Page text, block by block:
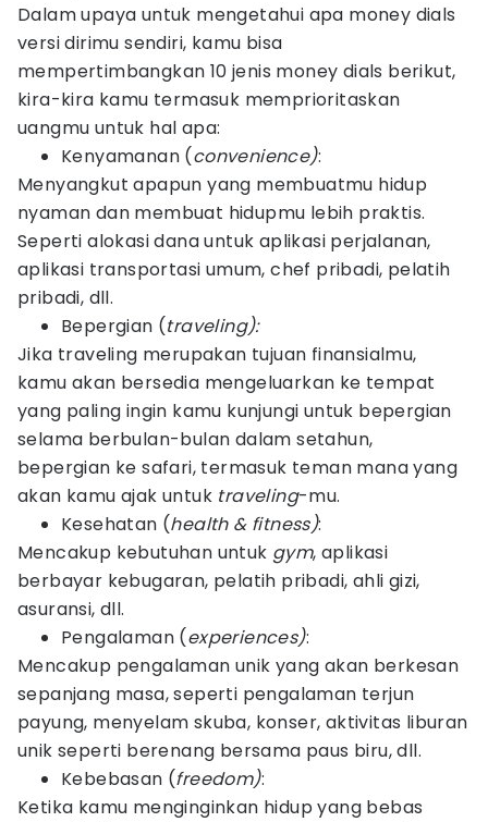
Dalam upaya untuk mengetahui apa money dials
versi dirimu sendiri, kamu bisa
mempertimbangkan 10 jenis money dials berikut,
kira-kira kamu termasuk memprioritaskan
uangmu untuk hal apa:
Kenyamanan (convenience):
Menyangkut apapun yang membuatmu hidup
nyaman dan membuat hidupmu lebih praktis.
Seperti alokasi dana untuk aplikasi perjalanan,
aplikasi transportasi umum, chef pribadi, pelatih
pribadi, dll.
Bepergian (traveling):
Jika traveling merupakan tujuan finansialmu,
kamu akan bersedia mengeluarkan ke tempat
yang paling ingin kamu kunjungi untuk bepergian
selama berbulan-bulan dalam setahun,
bepergian ke safari, termasuk teman mana yang
akan kamu ajak untuk traveling-mu.
Kesehatan (health & fitness):
Mencakup kebutuhan untuk gym, aplikasi
berbayar kebugaran, pelatih pribadi, ahli gizi,
asuransi, dll.
Pengalaman (experiences):
Mencakup pengalaman unik yang akan berkesan
sepanjang masa, seperti pengalaman terjun
payung, menyelam skuba, konser, aktivitas liburan
unik seperti berenang bersama paus biru, dll.
Kebebasan (freedom):
Ketika kamu menginginkan hidup yang bebas